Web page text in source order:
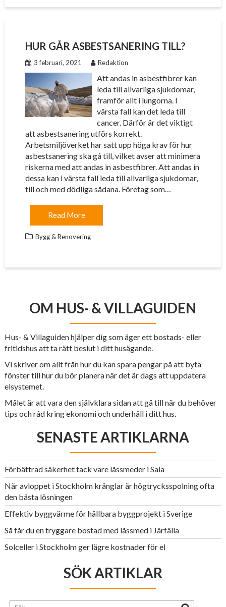
HUR GÅR ASBESTSANERING TILL?
3 februari, 2021 Redaktion
Att andas in asbestfibrer kan
leda till allvarliga sjukdomar,
framför allt i lungorna. I
värsta fall kan det leda till
cancer. Därför är det viktigt
att asbestsanering utförs korrekt.
Arbetsmiljöverket har satt upp höga krav för hur
asbestsanering ska gå till, vilket avser att minimera
riskerna med att andas in asbestfibrer. Att andas in
dessa kan i värsta fall leda till allvarliga sjukdomar,
till och med dödliga sådana. Företag som…
Read More
Bygg & Renovering
OM HUS- & VILLAGUIDEN
Hus- & Villaguiden hjälper dig som äger ett bostads- eller
fritidshus att ta rätt beslut i ditt husägande.
Vi skriver om allt från hur du kan spara pengar på att byta
fönster till hur du bör planera när det är dags att uppdatera
elsystemet.
Målet är att vara den självklara sidan att gå till när du behöver
tips och råd kring ekonomi och underhåll i ditt hus.
SENASTE ARTIKLARNA
Förbättrad säkerhet tack vare låssmeder i Sala
När avloppet i Stockholm krånglar är högtrycksspolning ofta
den bästa lösningen
Effektiv byggvärme för hållbara byggprojekt i Sverige
Så får du en tryggare bostad med låssmed i Järfälla
Solceller i Stockholm ger lägre kostnader för el
SÖK ARTIKLAR